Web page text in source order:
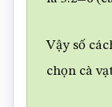
Vậy số
chọn cà